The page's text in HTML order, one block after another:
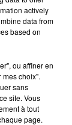
actively
data from
based on
ou affiner en
choix".
sans
site. Vous
à tout
page.